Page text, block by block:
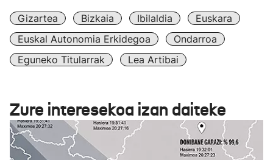
Gizartea Bizkaia Ibilaldia
Euskara
Euskal Autonomia Erkidegoa
Ondarroa
Eguneko Titularrak
Lea Artibai
Zure interesekoa izan daiteke